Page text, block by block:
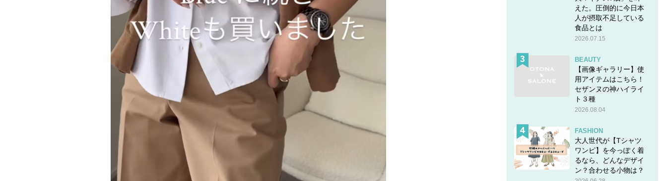
えた。圧倒的に今日本
人が摂取不足している
食品とは
2026.07.15
BEAUTY
【画像ギャラリー】使
用アイテムはこちら！
セザンヌの神ハイライ
ト３種
2026.08.04
FASHION
大人世代が【Tシャツ
ワンピ】を今っぽく着
るなら、どんなデザイ
ン？合わせる小物は？